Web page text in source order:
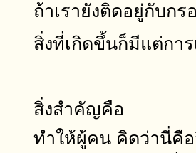
ถ้าเรายังติดอยู่กับก
สิ่งที่เกิดขึ้นก็มีแต่กา
สิ่งสำคัญคือ
ทำให้ผู้คน คิดว่านี่คื